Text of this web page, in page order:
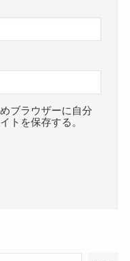
ブラウザーに自分
トを保存する。